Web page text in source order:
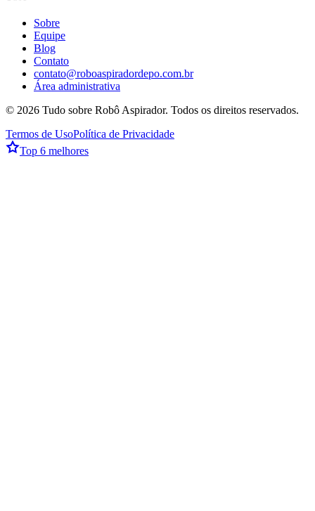
Sobre
Equipe
Blog
Contato
contato@roboaspiradordepo.com.br
Área administrativa
© 2026 Tudo sobre Robô Aspirador. Todos os direitos reservados.
Termos de UsoPolítica de Privacidade
Top 6 melhores